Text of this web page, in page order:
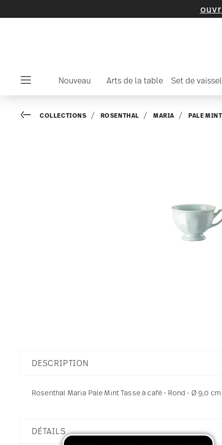
découvrez
Nouveau Arts de la table Set de
Go backCOLLECTIONS ROSENTHAL MARIA PALE MINT
DESCRIPTION
Rosenthal Maria Pale Mint Tasse à café - Rond - Ø 9,0
DÉTAILS